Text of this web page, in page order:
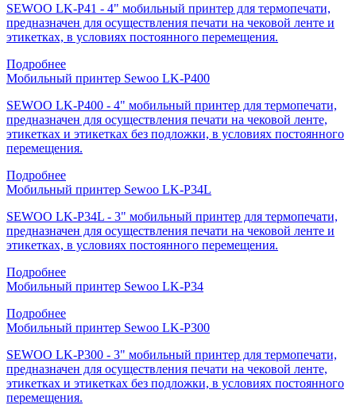
SEWOO LK-P41 - 4" мобильный принтер для термопечати,
предназначен для осуществления печати на чековой ленте и
этикетках, в условиях постоянного перемещения.
Подробнее
Мобильный принтер Sewoo LK-P400
SEWOO LK-P400 - 4" мобильный принтер для термопечати,
предназначен для осуществления печати на чековой ленте,
этикетках и этикетках без подложки, в условиях постоянного
перемещения.
Подробнее
Мобильный принтер Sewoo LK-P34L
SEWOO LK-P34L - 3" мобильный принтер для термопечати,
предназначен для осуществления печати на чековой ленте и
этикетках, в условиях постоянного перемещения.
Подробнее
Мобильный принтер Sewoo LK-P34
Подробнее
Мобильный принтер Sewoo LK-P300
SEWOO LK-P300 - 3" мобильный принтер для термопечати,
предназначен для осуществления печати на чековой ленте,
этикетках и этикетках без подложки, в условиях постоянного
перемещения.